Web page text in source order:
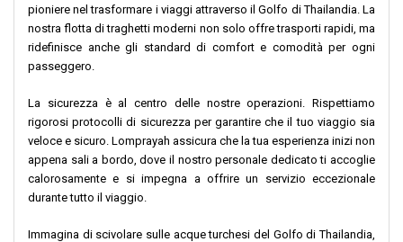
pioniere nel trasformare i viaggi attraverso il Golfo di Thailandia. La
nostra flotta di traghetti moderni non solo offre trasporti rapidi, ma
ridefinisce anche gli standard di comfort e comodità per ogni
passeggero.
La sicurezza è al centro delle nostre operazioni. Rispettiamo
rigorosi protocolli di sicurezza per garantire che il tuo viaggio sia
veloce e sicuro. Lomprayah assicura che la tua esperienza inizi non
appena sali a bordo, dove il nostro personale dedicato ti accoglie
calorosamente e si impegna a offrire un servizio eccezionale
durante tutto il viaggio.
Immagina di scivolare sulle acque turchesi del Golfo di Thailandia,